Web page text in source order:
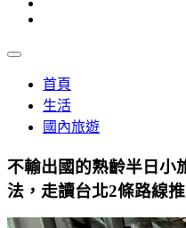
首頁
生活
國內旅遊
不輸出國的熟齡半日小
法，走讀台北2條路線